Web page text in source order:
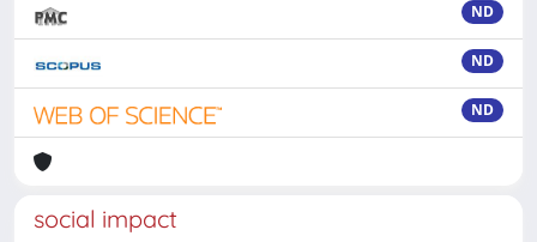
ND
ND
ND
social impact